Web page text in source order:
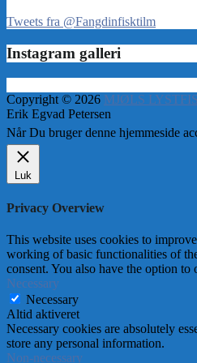
Tweets fra @Fangdinfisktilm
Instagram galleri
Copyright © 2026 MJØLS
Erik Egvad Petersen
Når Du bruger denne hjemmeside
Luk
Privacy Overview
This website uses cookies to
working of basic functionalities of
consent. You also have the option
Necessary
Necessary
Altid aktiveret
Necessary cookies are absolutely
store any personal information.
Non-necessary